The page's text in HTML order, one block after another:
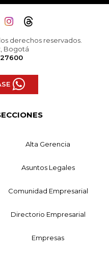
derechos reservados.
Bogotá
Alta Gerencia
Asuntos Legales
Comunidad Empresarial
Directorio Empresarial
Empresas